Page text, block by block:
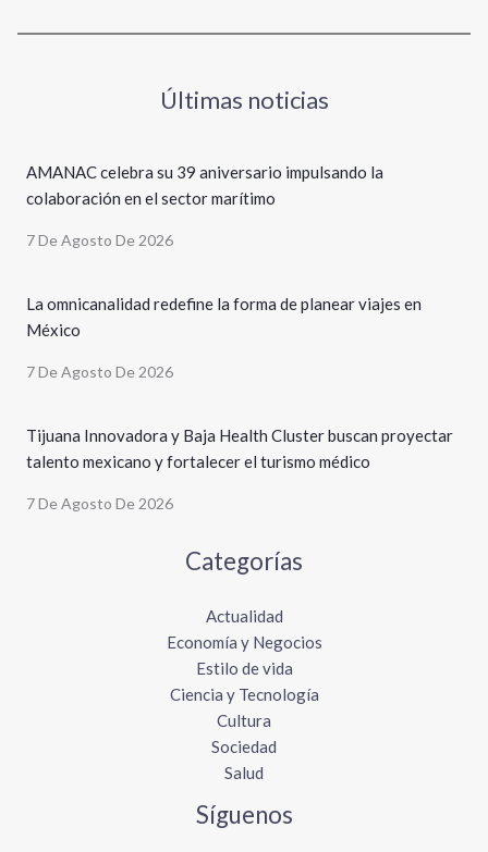
Últimas noticias
AMANAC celebra su 39 aniversario impulsando la
colaboración en el sector marítimo
7 De Agosto De 2026
La omnicanalidad redefine la forma de planear viajes en
México
7 De Agosto De 2026
Tijuana Innovadora y Baja Health Cluster buscan proyectar
talento mexicano y fortalecer el turismo médico
7 De Agosto De 2026
Categorías
Actualidad
Economía y Negocios
Estilo de vida
Ciencia y Tecnología
Cultura
Sociedad
Salud
Síguenos